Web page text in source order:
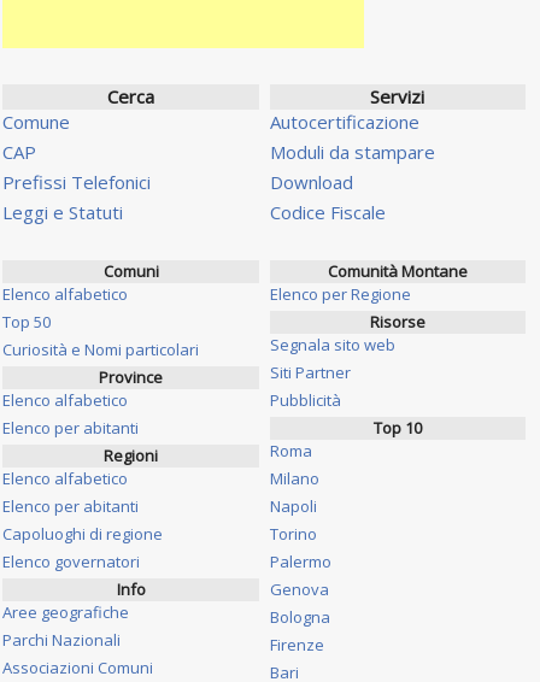
Cerca
Comune
CAP
Prefissi Telefonici
Leggi e Statuti
Servizi
Autocertificazione
Moduli da stampare
Download
Codice Fiscale
Comuni
Elenco alfabetico
Top 50
Curiosità e Nomi particolari
Province
Elenco alfabetico
Elenco per abitanti
Regioni
Elenco alfabetico
Elenco per abitanti
Capoluoghi di regione
Elenco governatori
Info
Aree geografiche
Parchi Nazionali
Associazioni Comuni
Comunità Montane
Elenco per Regione
Risorse
Segnala sito web
Siti Partner
Pubblicità
Top 10
Roma
Milano
Napoli
Torino
Palermo
Genova
Bologna
Firenze
Bari